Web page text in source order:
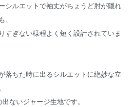
シルエットで袖丈がちょうど肘が隠れ
すぎない様程よく短く設計されていま
落ちた時に出るシルエットに絶妙な立
ないジャージ生地です。